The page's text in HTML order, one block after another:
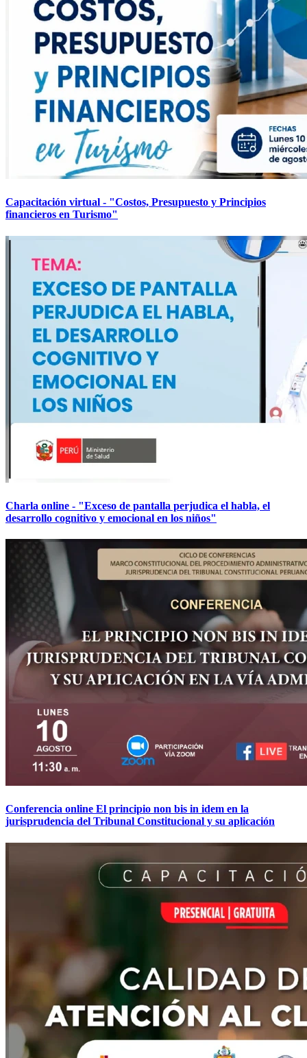
Capacitación virtual - "Costos, Presupuesto y Principios
financieros en Turismo"
Charla online - "Exceso de pantalla perjudica el habla, el
desarrollo cognitivo y emocional en los niños"
Conferencia online El principio non bis in idem en la
jurisprudencia del Tribunal Constitucional y su aplicación